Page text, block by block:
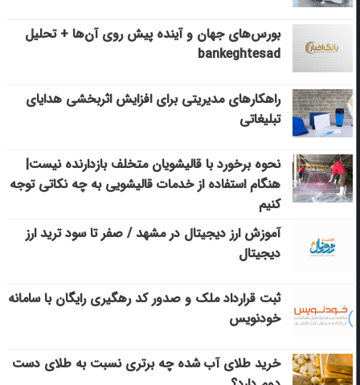
بورس‌های جهان و آینده پیش روی آن‌ها + تحلیل
bankeghtesad
راهکارهای مدیریتی برای افزایش اثربخشی هدایای
تبلیغاتی
نحوه برخورد با قالیشویان متخلف بازدارنده نیست|
هنگام استفاده از خدمات قالیشویی به چه نکاتی توجه
کنیم
آموزش ارز دیجیتال در مشهد / صفر تا سود ترید ارز
دیجیتال
ثبت قرارداد ملک و صدور کد رهگیری رایگان با سامانه
خودنویس
خرید طلای آب شده چه برتری نسبت به طلای دست